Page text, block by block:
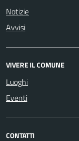
Notizie
Avvisi
VIVERE IL COMUNE
Luoghi
Eventi
CONTATTI